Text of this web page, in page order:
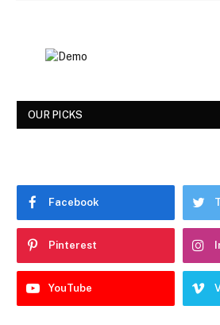
OUR PICKS
Facebook
Pinterest
YouTube